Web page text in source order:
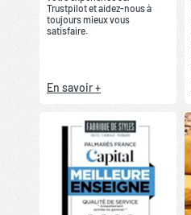
Trustpilot et aidez-nous à
toujours mieux vous
satisfaire.
En savoir +